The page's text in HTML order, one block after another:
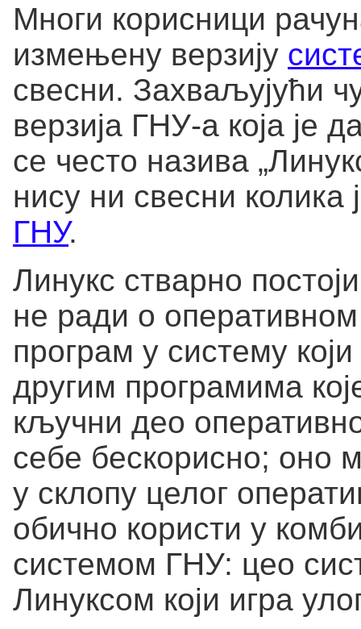
Многи корисници
измењену верзију
свесни. Захваљујући
верзија ГНУ-а која је
се често назива
нису ни свесни
ГНУ.
Линукс стварно
не ради о оперативном
програм у систему
другим програмима
кључни део
себе бескорисно; оно
у склопу целог
обично користи у
системом ГНУ: цео
Линуксом који игра